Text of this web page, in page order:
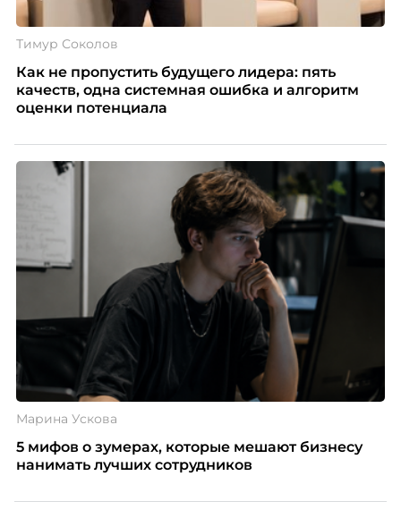
Тимур Соколов
Как не пропустить будущего лидера: пять
качеств, одна системная ошибка и алгоритм
оценки потенциала
Марина Ускова
5 мифов о зумерах, которые мешают бизнесу
нанимать лучших сотрудников